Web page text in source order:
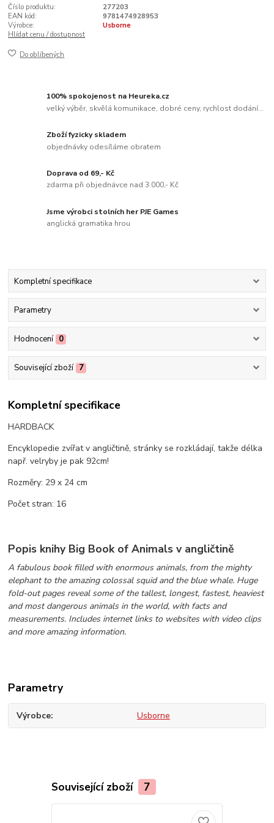
Číslo produktu:
277203
EAN kód:
9781474928953
Výrobce:
Usborne
Hlídat cenu / dostupnost
Do oblíbených
100% spokojenost na Heureka.cz
velký výběr, skvělá komunikace, dobré ceny, rychlost dodání...
Zboží fyzicky skladem
objednávky odesíláme obratem
Doprava od 69,- Kč
zdarma při objednávce nad 3.000,- Kč
Jsme výrobci stolních her PJE Games
anglická gramatika hrou
Kompletní specifikace
Parametry
Hodnocení 0
Související zboží 7
Kompletní specifikace
HARDBACK
Encyklopedie zvířat v angličtině, stránky se rozkládají, takže délka
např. velryby je pak 92cm!
Rozměry: 29 x 24 cm
Počet stran: 16
Popis knihy Big Book of Animals v angličtině
A fabulous book filled with enormous animals, from the mighty
elephant to the amazing colossal squid and the blue whale. Huge
fold-out pages reveal some of the tallest, longest, fastest, heaviest
and most dangerous animals in the world, with facts and
measurements. Includes internet links to websites with video clips
and more amazing information.
Parametry
Výrobce Usborne
Související zboží 7